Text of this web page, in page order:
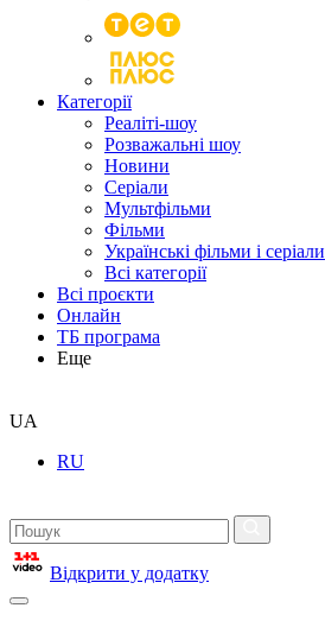
Категорії
Реаліті-шоу
Розважальні шоу
Новини
Серіали
Мультфільми
Фільми
Українські фільми і серіали
Всі категорії
Всі проєкти
Онлайн
ТБ програма
Еще
UA
RU
Відкрити у додатку